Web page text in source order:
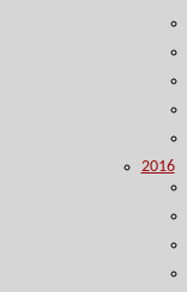
2016